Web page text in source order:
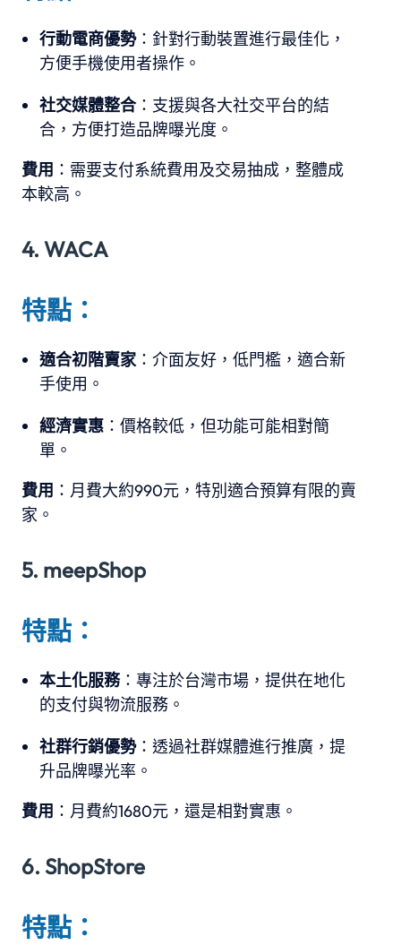
行動電商優勢：針對行動裝置進行最佳化，
方便手機使用者操作。
社交媒體整合：支援與各大社交平台的結
合，方便打造品牌曝光度。
費用 ：需要支付系統費用及交易抽成，整體成
本較高。
4. WACA
特點：
適合初階賣家：介面友好，低門檻，適合新
手使用。
經濟實惠 ：價格較低，但功能可能相對簡
單。
費用 ：月費大約990元，特別適合預算有限的賣
家。
5. meepShop
特點：
本土化服務：專注於台灣市場，提供在地化
的支付與物流服務。
社群行銷優勢：透過社群媒體進行推廣，提
升品牌曝光率。
費用 ：月費約1680元，還是相對實惠。
6. ShopStore
特點：